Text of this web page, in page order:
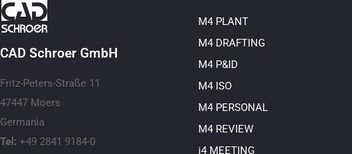
CAD Schroer GmbH
Fritz-Peters-Straße 11
47447 Moers
Germania
Tel: +49 2841 9184-0
M4 PLANT
M4 DRAFTING
M4 P&ID
M4 ISO
M4 PERSONAL
M4 REVIEW
i4 MEETING